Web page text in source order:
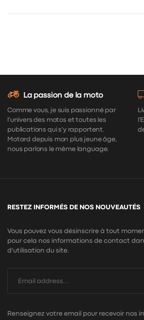
La passion de la moto
Comme vous, je suis passionné par
l'univers des motos et toutes les
publications qui s'y rapportent.
Motard depuis mon plus jeune âge,
nous parlons le même language.
RESTEZ INFORMÉS DE NOS NOUVEAUTÉS
Vous pouvez vous désinscrire à tout
pour cela nos informations de contact
d'utilisation du site.
Renseignez votre email pour recevoir nos